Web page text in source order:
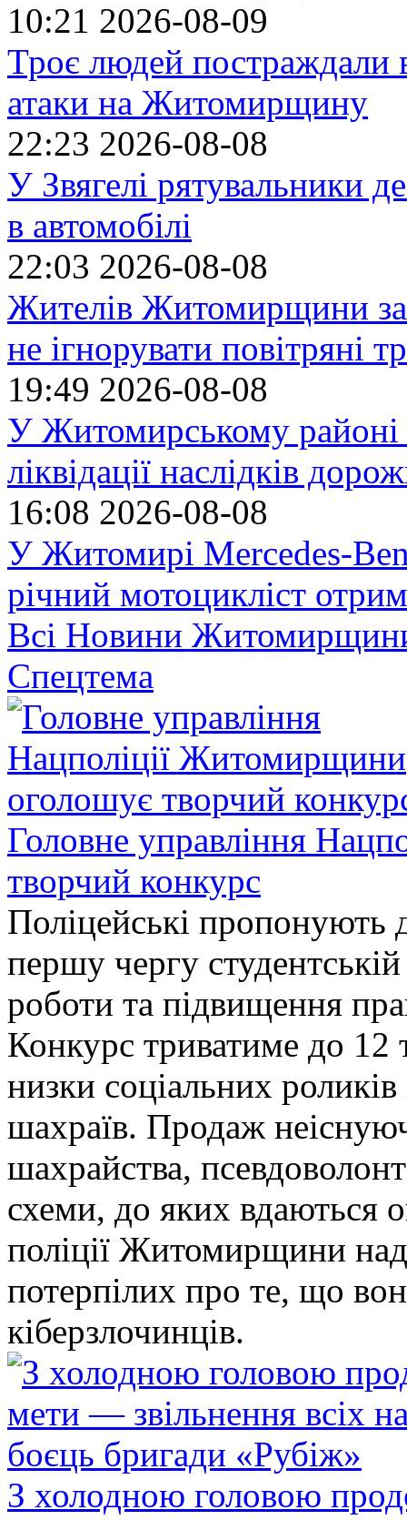
10:21 2026-08-09
Троє людей постраждали
атаки на Житомирщину
22:23 2026-08-08
У Звягелі рятувальники
в автомобілі
22:03 2026-08-08
Жителів Житомирщини
не ігнорувати повітряні
19:49 2026-08-08
У Житомирському районі
ліквідації наслідків
16:08 2026-08-08
У Житомирі Mercedes-
річний мотоцикліст
Всі Новини
Спецтема
Головне управління
творчий конкурс
Поліцейські пропонують
першу чергу
роботи та підвищення
Конкурс триватиме до 12
низки соціальних
шахраїв. Продаж
шахрайства,
схеми, до яких
поліції Житомирщини
потерпілих про те, що
кіберзлочинців.
З холодною головою